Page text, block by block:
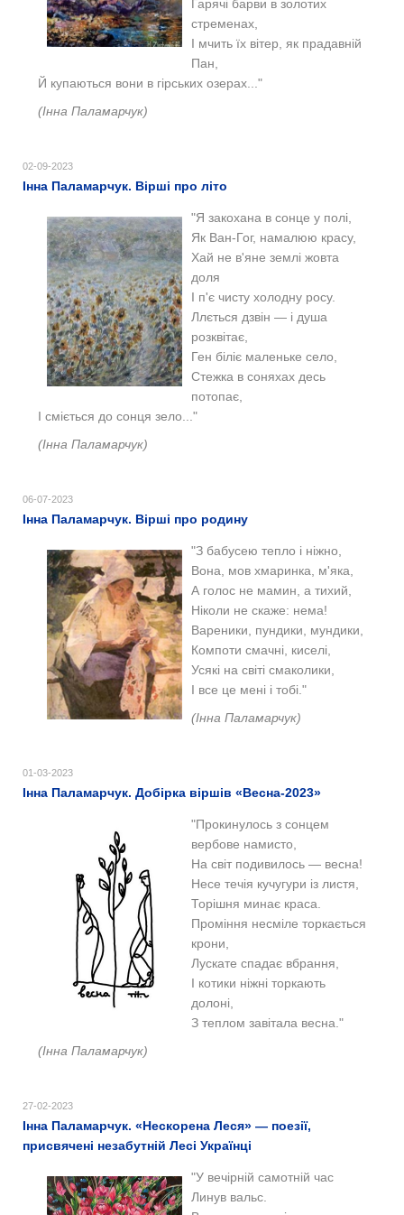
Гарячі барви в золотих
стременах,
І мчить їх вітер, як прадавній
Пан,
Й купаються вони в гірських озерах..."
(Інна Паламарчук)
02-09-2023
Інна Паламарчук. Вірші про літо
"Я закохана в сонце у полі,
Як Ван-Гог, намалюю красу,
Хай не в'яне землі жовта
доля
І п'є чисту холодну росу.
Ллється дзвін — і душа
розквітає,
Ген біліє маленьке село,
Стежка в соняхах десь
потопає,
І сміється до сонця зело..."
(Інна Паламарчук)
06-07-2023
Інна Паламарчук. Вірші про родину
"З бабусею тепло і ніжно,
Вона, мов хмаринка, м'яка,
А голос не мамин, а тихий,
Ніколи не скаже: нема!
Вареники, пундики, мундики,
Компоти смачні, киселі,
Усякі на світі смаколики,
І все це мені і тобі."
(Інна Паламарчук)
01-03-2023
Інна Паламарчук. Добірка віршів «Весна-2023»
"Прокинулось з сонцем
вербове намисто,
На світ подивилось — весна!
Несе течія кучугури із листя,
Торішня минає краса.
Проміння несміле торкається
крони,
Лускате спадає вбрання,
І котики ніжні торкають
долоні,
З теплом завітала весна."
(Інна Паламарчук)
27-02-2023
Інна Паламарчук. «Нескорена Леся» — поезії,
присвячені незабутній Лесі Українці
"У вечірній самотній час
Линув вальс.